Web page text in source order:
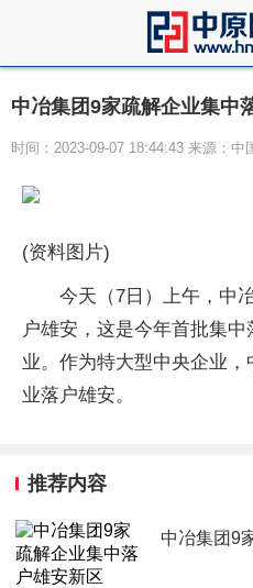
中冶集团9家疏解企业集中
时间：2023-09-07 18:44:43 来源：中
(资料图片)
今天（7日）上午，中
户雄安，这是今年首批集
业。作为特大型中央企业
业落户雄安。
推荐内容
中冶集团9